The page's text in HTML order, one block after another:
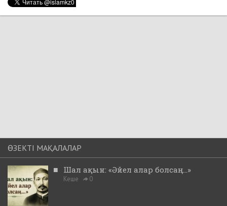
ӨЗЕКТІ МАҚАЛАЛАР
■ Шал ақын: «Әйел алар болсаң...»
Кеше 0